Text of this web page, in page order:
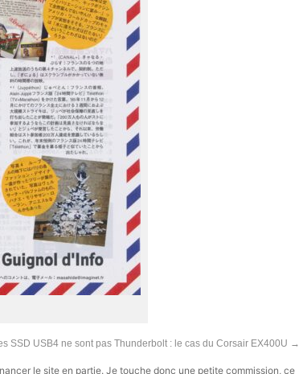
SSD USB4 ne sont pas Thunderbolt : le cas du Corsair EX400U →
le site en partie. Je touche donc une petite commission, ce